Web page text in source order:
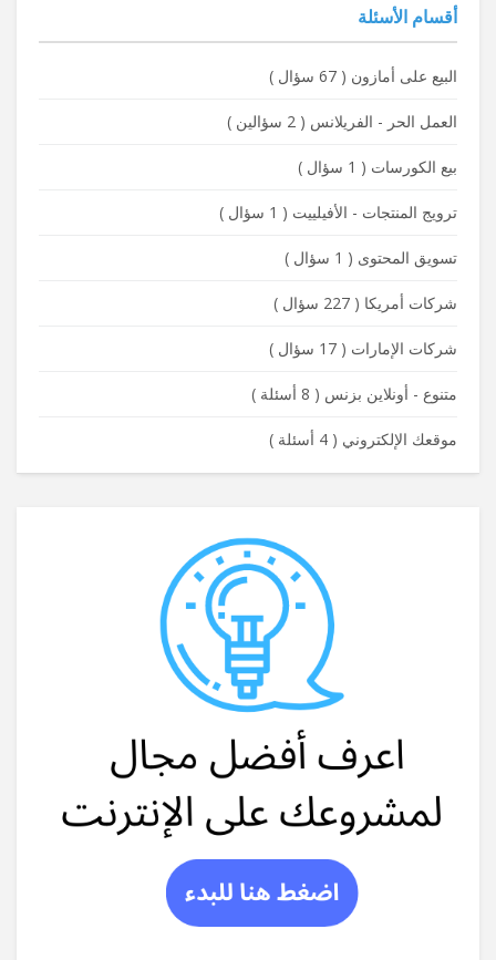
أقسام الأسئلة
البيع على أمازون ( 67 سؤال )
العمل الحر - الفريلانس ( 2 سؤالين )
بيع الكورسات ( 1 سؤال )
ترويج المنتجات - الأفيلييت ( 1 سؤال )
تسويق المحتوى ( 1 سؤال )
شركات أمريكا ( 227 سؤال )
شركات الإمارات ( 17 سؤال )
متنوع - أونلاين بزنس ( 8 أسئلة )
موقعك الإلكتروني ( 4 أسئلة )